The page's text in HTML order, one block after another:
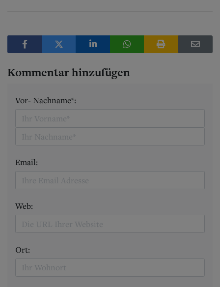
Kommentar hinzufügen
Vor- Nachname*:
Email:
Web:
Ort: